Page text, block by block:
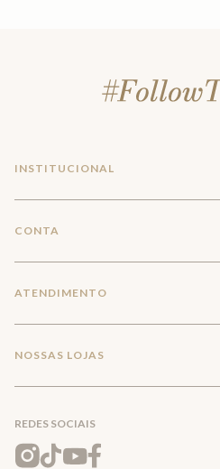
INSTITUCIONAL
Trabalhe conosco
Mapa do Site
CONTA
Meus pedidos
Wishlist
ATENDIMENTO
Entrega e Frete
NOSSAS LOJAS
REDES SOCIAIS